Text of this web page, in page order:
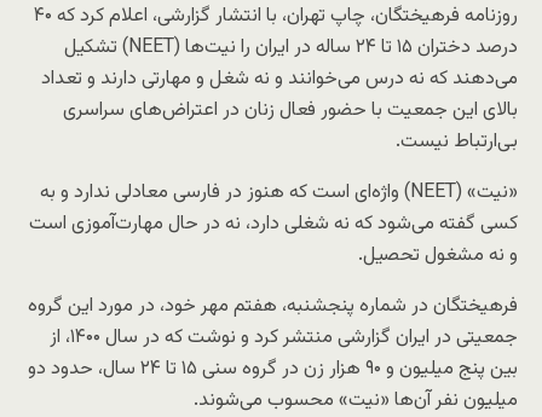
روزنامه فرهیختگان، چاپ تهران، با انتشار گزارشی، اعلام کرد که ۴۰
درصد دختران ۱۵ تا ۲۴ ساله در ایران را نیت‌‌ها (NEET) تشکیل
می‌دهند که نه درس می‌خوانند و نه شغل و مهارتی دارند و تعداد
بالای این جمعیت با حضور فعال زنان در اعتراض‌های سراسری
بی‌ارتباط نیست.
«نیت» (NEET) واژه‌ای است که هنوز در فارسی معادلی ندارد و به
کسی گفته می‌شود که نه شغلی دارد، نه در حال مهارت‌آموزی است
و نه مشغول تحصیل.
فرهیختگان در شماره پنجشنبه، هفتم مهر خود، در مورد این گروه
جمعیتی در ایران گزارشی منتشر کرد و نوشت که در سال ۱۴۰۰، از
بین پنج میلیون و ۹۰ هزار زن در گروه سنی ۱۵ تا ۲۴ سال، حدود دو
میلیون نفر آن‌ها «نیت» محسوب می‌شوند.